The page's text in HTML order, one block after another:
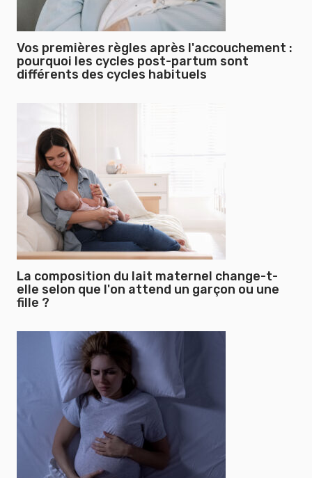
Vos premières règles après l'accouchement :
pourquoi les cycles post-partum sont
différents des cycles habituels
La composition du lait maternel change-t-
elle selon que l'on attend un garçon ou une
fille ?